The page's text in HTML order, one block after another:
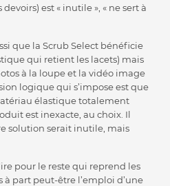
est « inutile », « ne sert à
que la Scrub Select bénéficie
qui retient les lacets) mais
à la loupe et la vidéo image
logique qui s’impose est que
élastique totalement
est inexacte, au choix. Il
solution serait inutile, mais
pour le reste qui reprend les
à part peut-être l’emploi d’une